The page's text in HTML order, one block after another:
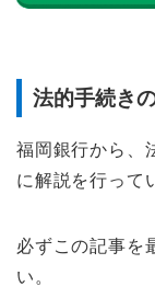
法的手続き
福岡銀行から、
に解説を行って
必ずこの記事を
い。